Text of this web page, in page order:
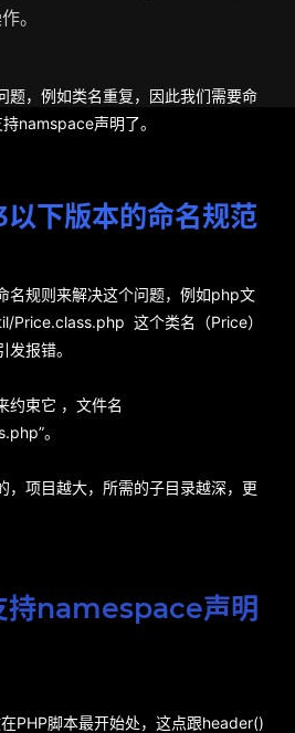
。
题，例如类名重复，因此我们需要命
namspace声明了。
下版本的命名规范
名规则来解决这个问题，例如php文
Price.class.php 这个类名（Price）
报错。
约束它 ，文件名
。
，项目越大，所需的子目录越深，更
持namespace声明
PHP脚本最开始处，这点跟header()